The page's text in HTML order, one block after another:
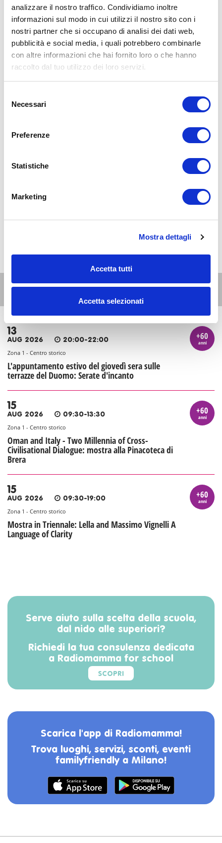
analizzare il nostro traffico. Condividiamo inoltre
informazioni sul modo in cui utilizzi il nostro sito con i
nostri partner che si occupano di analisi dei dati web,
pubblicità e social media, i quali potrebbero combinarle
con altre informazioni che hai fornito loro o che hanno
raccolto dal tuo utilizzo dei loro servizi.
delNecessari
Preferenze
Statistiche
Marketing
Mostra dettagli
Accetta tutti
Accetta selezionati
Altri eventi per questa età
13
AUG 2026 20:00-22:00
Zona 1 - Centro storico
L'appuntamento estivo del giovedì sera sulle
terrazze del Duomo: Serate d'incanto
+60
anni
15
AUG 2026 09:30-13:30
Zona 1 - Centro storico
Oman and Italy - Two Millennia of Cross-
Civilisational Dialogue: mostra alla Pinacoteca di
Brera
+60
anni
15
AUG 2026 09:30-19:00
Zona 1 - Centro storico
Mostra in Triennale: Lella and Massimo Vignelli A
Language of Clarity
+60
anni
Serve aiuto sulla scelta della scuola,
dal nido alle superiori?
Richiedi la tua consulenza dedicata
a Radiomamma for school
SCOPRI
Scarica l'app di Radiomamma!
Trova luoghi, servizi, sconti, eventi
familyfriendly a Milano!